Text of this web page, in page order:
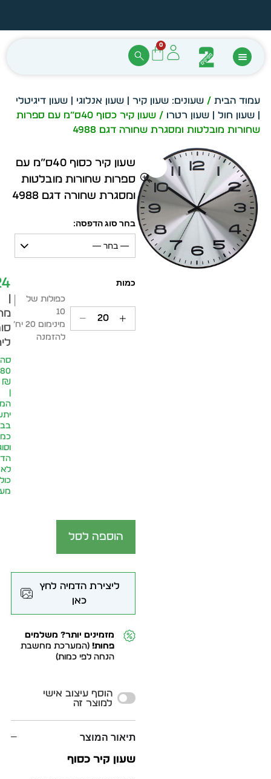
0
עמוד הבית /שעונים: שעון קיר | שעון אנלוגי | שעון דיגיטלי
| שעון חול | שעון רטרו
/ שעון קיר כסוף 40ס”מ עם ספרות
שחורות מובלטות ומסגרת שחורה דגם 4988
שעון קיר כסוף 40ס”מ עם
ספרות שחורות מובלטות
ומסגרת שחורה דגם 4988
בחר סוג הדפסה:
— בחר —
כפולות של
10
מינימום 20 יח׳
להזמנה
₪
לא
הוספה לסל
ליצירת הדמיה לחץ
כאן
מזמינים יותר? משלמים
פחות! (המערכת מחשבת
הנחה לפי כמות)
הוסף עיצוב אישי
למוצר זה
תיאור המוצר
שעון קיר כסוף